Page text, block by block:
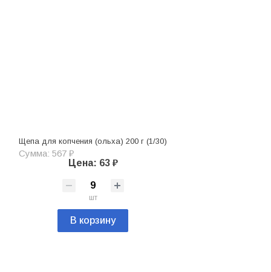
Щепа для копчения (ольха) 200 г (1/30)
Сумма: 567 ₽
Цена: 63 ₽
шт
В корзину